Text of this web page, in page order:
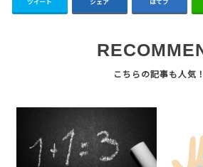
ツイート シェア はてブ